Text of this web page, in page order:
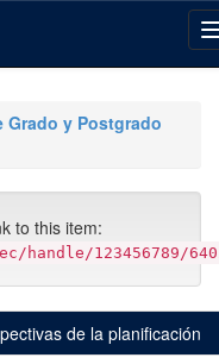
Grado y Postgrado
to this item:
handle/123456789/
de la planificación